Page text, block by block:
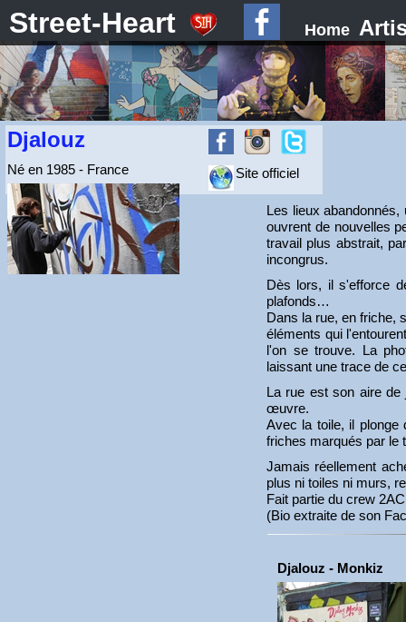
Street-Heart Home
Djalouz
Né en 1985 - France Site officiel
Les lieux
ouvrent de nouvelles
travail plus abstrait,
incongrus.
Dès lors, il s'efforce
plafonds…
Dans la rue, en friche,
éléments qui
l'on se trouve. La
laissant une trace de
La rue est son aire de
œuvre.
Avec la toile, il
friches marqués par le
Jamais réellement
plus ni toiles ni murs,
Fait partie du crew
(Bio extraite de son
Djalouz - Monkiz